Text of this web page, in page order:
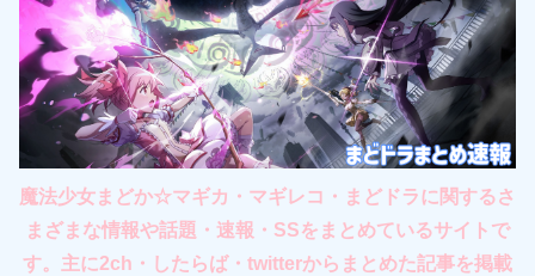
魔法少女まどか☆マギカ・マギレコ・まどドラに関するさ
まざまな情報や話題・速報・SSをまとめているサイトで
す。主に2ch・したらば・twitterからまとめた記事を掲載